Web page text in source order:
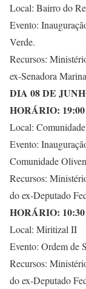
Local: Bairro do
Evento:
Verde.
Recursos:
ex-Senadora
DIA 08 DE
HORÁRIO:
Local:
Evento:
Comunidade
Recursos:
do ex-Deputado
HORÁRIO:
Local: Miritizal II
Evento: Ordem de
Recursos:
do ex-Deputado